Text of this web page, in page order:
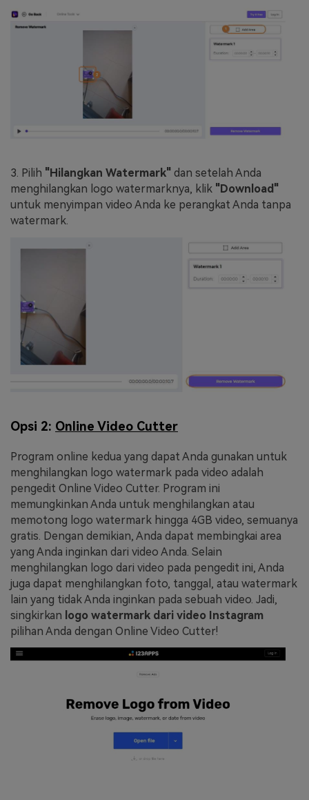
3. Pilih "Hilangkan Watermark" dan setelah Anda
menghilangkan logo watermarknya, klik "Download"
untuk menyimpan video Anda ke perangkat Anda tanpa
watermark.
Opsi 2: Online Video Cutter
Program online kedua yang dapat Anda gunakan untuk
menghilangkan logo watermark pada video adalah
pengedit Online Video Cutter. Program ini
memungkinkan Anda untuk menghilangkan atau
memotong logo watermark hingga 4GB video, semuanya
gratis. Dengan demikian, Anda dapat membingkai area
yang Anda inginkan dari video Anda. Selain
menghilangkan logo dari video pada pengedit ini, Anda
juga dapat menghilangkan foto, tanggal, atau watermark
lain yang tidak Anda inginkan pada sebuah video. Jadi,
singkirkan logo watermark dari video Instagram
pilihan Anda dengan Online Video Cutter!